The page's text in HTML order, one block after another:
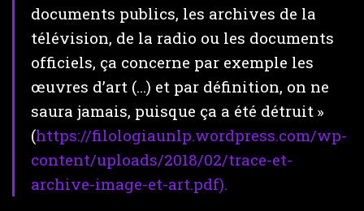
documents publics, les archives de la
télévision, de la radio ou les documents
officiels, ça concerne par exemple les
œuvres d’art (…) et par définition, on ne
saura jamais, puisque ça a été détruit »
(https://filologiaunlp.wordpress.com/wp-
content/uploads/2018/02/trace-et-
archive-image-et-art.pdf).